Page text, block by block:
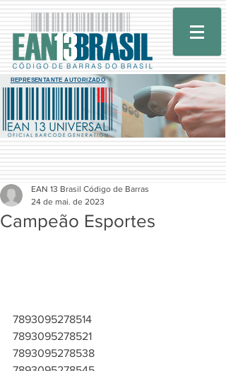
REPRESENTANTE AUTORIZADO
Campeão Esportes
EAN 13 Brasil Código de Barras
24 de mai. de 2023
7893095278514
7893095278521
7893095278538